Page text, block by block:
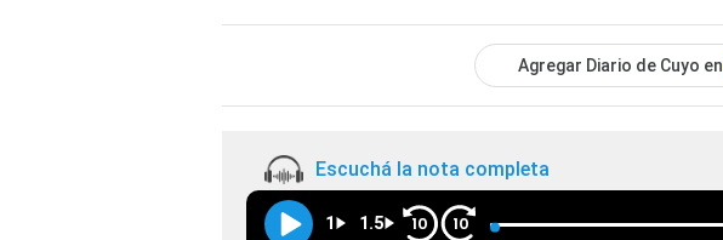
Agregar Diario de Cuyo en
Escuchá la nota completa
1 1.5 10 10